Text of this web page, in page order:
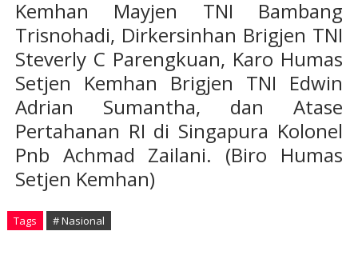
Kemhan Mayjen TNI Bambang
Trisnohadi, Dirkersinhan Brigjen TNI
Steverly C Parengkuan, Karo Humas
Setjen Kemhan Brigjen TNI Edwin
Adrian Sumantha, dan Atase
Pertahanan RI di Singapura Kolonel
Pnb Achmad Zailani. (Biro Humas
Setjen Kemhan)
Tags # Nasional